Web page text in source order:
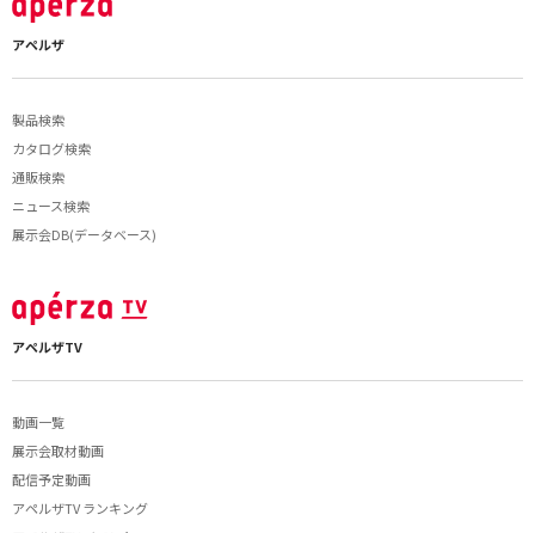
アペルザ
製品検索
カタログ検索
通販検索
ニュース検索
展示会DB(データベース)
アペルザTV
動画一覧
展示会取材動画
配信予定動画
アペルザTV ランキング